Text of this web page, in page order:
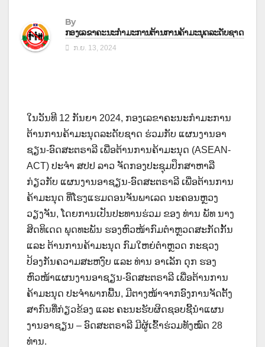
By
ກອງເລຂາຄະນະກຳມະການຕ້ານການຄ້າມະນຸດລະດັບຊາດ
ກ.ຍ. 13, 2024
ໃນວັນທີ 12 ກັນຍາ 2024, ກອງເລຂາຄະນະກຳມະການ
ຕ້ານການຄ້າມະນຸດລະດັບຊາດ ຮ່ວມກັບ ແຜນງານອາ
ຊຽນ-ອົດສະຕຣາລີ ເພື່ອຕ້ານການຄ້າມະນຸດ (ASEAN-
ACT) ປະຈຳ ສປປ ລາວ ຈັດກອງປະຊຸມປຶກສາຫາລື
ກ່ຽວກັບ ແຜນງານອາຊຽນ-ອົດສະຕຣາລີ ເພື່ອຕ້ານການ
ຄ້າມະນຸດ ທີ່ໂຮງແຮມດອນຈັນພາເລດ ນະຄອນຫຼວງ
ວຽງຈັນ, ໂດຍການເປັນປະທານຮ່ວມ ຂອງ ທ່ານ ພັທ ນາງ
ສິດທິເດດ ພຸດທະພັນ ຮອງຫົວໜ້າກົມຕຳຫຼວດສະກັດກັ້ນ
ແລະ ຕ້ານການຄ້າມະນຸດ ກົມໃຫຍ່ຕໍາຫຼວດ ກະຊວງ
ປ້ອງກັນຄວາມສະຫງົບ ແລະ ທ່ານ ອາເລັກ ດຸກ ຮອງ
ຫົວໜ້າແຜນງານອາຊຽນ-ອົດສະຕຣາລີ ເພື່ອຕ້ານການ
ຄ້າມະນຸດ ປະຈຳພາກພື້ນ, ມີຕາງໜ້າຈາກອົງການຈັດຕັ້ງ
ສາກົນທີ່່ກ່ຽວຂ້ອງ ແລະ ຄະນະຮັບຜິດຊອບຊີ້ນຳແຜນ
ງານອາຊຽນ – ອົດສະຕຣາລີ ມີຜູ້ເຂົ້າຮ່ວມທັງໝົດ 28
ທ່ານ.